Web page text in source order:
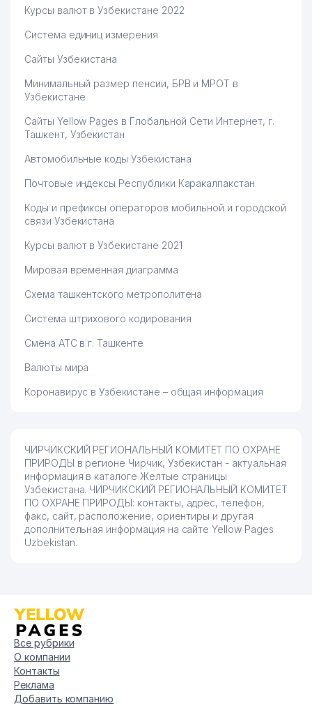
Курсы валют в Узбекистане 2022
Система единиц измерения
Сайты Узбекистана
Минимальный размер пенсии, БРВ и МРОТ в
Узбекистане
Сайты Yellow Pages в Глобальной Сети Интернет, г.
Ташкент, Узбекистан
Автомобильные коды Узбекистана
Почтовые индексы Республики Каракалпакстан
Коды и префиксы операторов мобильной и городской
связи Узбекистана
Курсы валют в Узбекистане 2021
Мировая временная диаграмма
Схема ташкентского метрополитена
Система штрихового кодирования
Смена АТС в г. Ташкенте
Валюты мира
Коронавирус в Узбекистане – общая информация
ЧИРЧИКСКИЙ РЕГИОНАЛЬНЫЙ КОМИТЕТ ПО ОХРАНЕ
ПРИРОДЫ в регионе Чирчик, Узбекистан - актуальная
информация в каталоге Желтые страницы
Узбекистана. ЧИРЧИКСКИЙ РЕГИОНАЛЬНЫЙ КОМИТЕТ
ПО ОХРАНЕ ПРИРОДЫ: контакты, адрес, телефон,
факс, сайт, расположение, ориентиры и другая
дополнительная информация на сайте Yellow Pages
Uzbekistan.
Все рубрики
О компании
Контакты
Реклама
Добавить компанию